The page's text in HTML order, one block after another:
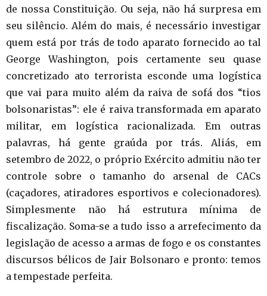
de nossa Constituição. Ou seja, não há surpresa em
seu silêncio. Além do mais, é necessário investigar
quem está por trás de todo aparato fornecido ao tal
George Washington, pois certamente seu quase
concretizado ato terrorista esconde uma logística
que vai para muito além da raiva de sofá dos “tios
bolsonaristas”: ele é raiva transformada em aparato
militar, em logística racionalizada. Em outras
palavras, há gente graúda por trás. Aliás, em
setembro de 2022, o próprio Exército admitiu não ter
controle sobre o tamanho do arsenal de CACs
(caçadores, atiradores esportivos e colecionadores).
Simplesmente não há estrutura mínima de
fiscalização. Soma-se a tudo isso a arrefecimento da
legislação de acesso a armas de fogo e os constantes
discursos bélicos de Jair Bolsonaro e pronto: temos
a tempestade perfeita.